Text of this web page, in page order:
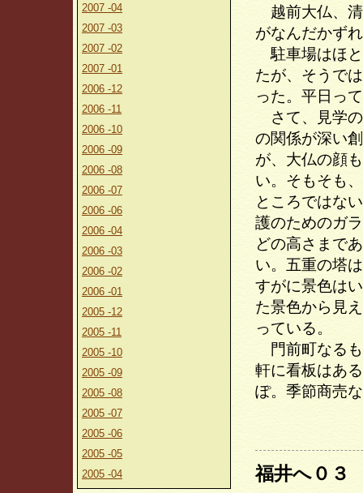
2007 -04
2007 -03
2007 -02
2007 -01
2006 -12
2006 -11
2006 -10
2006 -09
2006 -08
2006 -07
2006 -06
2006 -04
2006 -03
2006 -02
2006 -01
2005 -12
2005 -11
2005 -10
2005 -09
2005 -08
2005 -07
2005 -06
2005 -05
2005 -04
越前大仏、清
がなんだかず
駐車場はほと
たが、そうで
った。平日っ
さて、見学の
の関係が深い
が、大仏の顔
い。そもそも
ところではな
護のためのガ
どの高さまで
い。五重の塔
すがに景色は
た景色から見
っている。
門前町なるも
軒に看板はあ
ぽ。季節商売
福井へ０３